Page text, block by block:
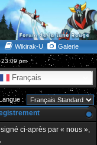
Wikirak-U Galerie
pm
Français
:
ci-après par « nous »,